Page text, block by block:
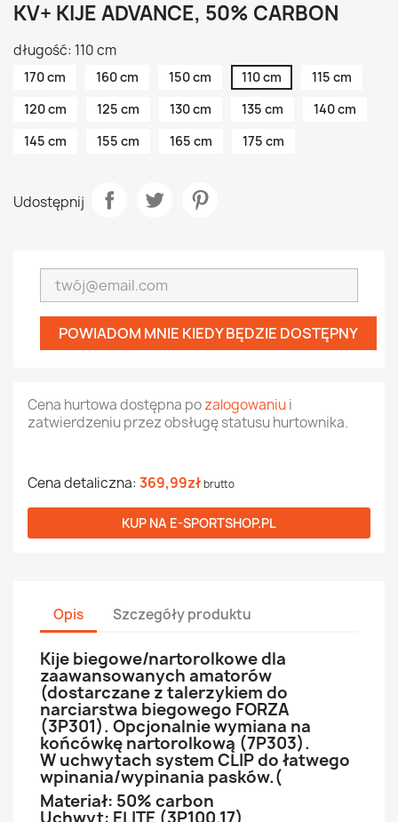
KV+ KIJE ADVANCE, 50% CARBON
długość: 110 cm
170 cm 160 cm 150 cm 110 cm
115 cm
120 cm
125 cm 130 cm 135 cm
140 cm
145 cm
155 cm 165 cm 175 cm
Udostępnij
POWIADOM MNIE KIEDY BĘDZIE DOSTĘPNY
Cena hurtowa dostępna pozalogowaniui
zatwierdzeniu przez obsługę statusu hurtownika.
Cena detaliczna: 369,99złbrutto
KUP NA E-SPORTSHOP.PL
Opis Szczegóły produktu
Kije biegowe/nartorolkowe dla
zaawansowanych amatorów
(dostarczane z talerzykiem do
narciarstwa biegowego FORZA
(3P301). Opcjonalnie wymiana na
końcówkę nartorolkową (7P303).
W uchwytach system CLIP do łatwego
wpinania/wypinania pasków.(
Materiał: 50% carbon